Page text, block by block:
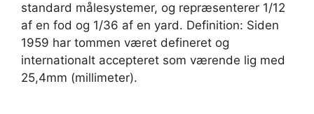
standard målesystemer, og repræsenterer 1/12
af en fod og 1/36 af en yard. Definition: Siden
1959 har tommen været defineret og
internationalt accepteret som værende lig med
25,4mm (millimeter).